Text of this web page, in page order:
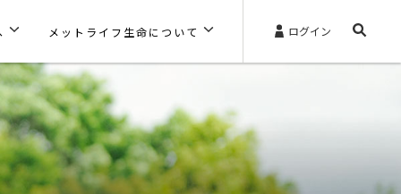
メットライフ生命について ログイン